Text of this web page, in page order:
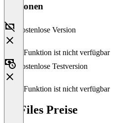
Versionen
Kostenlose Version
Diese Funktion ist nicht verfügbar
Kostenlose Testversion
Diese Funktion ist nicht verfügbar
M-Files Preise